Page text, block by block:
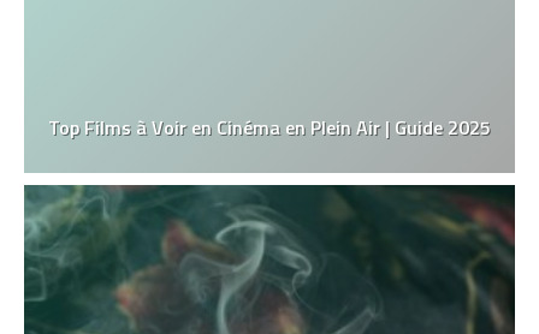
Top Films à Voir en Cinéma en Plein Air | Guide 2025